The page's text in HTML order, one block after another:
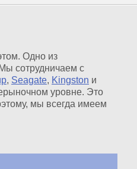
Одно из
сотрудничаем с
, Seagate, Kingston и
уровне. Это
мы всегда имеем